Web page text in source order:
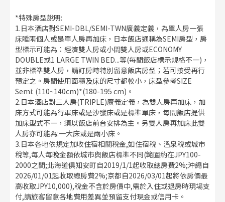
*特殊房型說明:
1.日本酒店對SEMI-DBL/SEMI-TWN廣義定義，為單人房一張
床睡兩個人或是單人房再加床，日本飯店通稱為SEMI房型，房
型標示可能為：經濟雙人房或小間雙人房或ECONOMY
DOUBLE或1 LARGE TWIN BED...等(每間飯店標示規格不一)，
並非標準雙人房，請訂房時特別留意飯店房型；若可接受再行
預定之。房間使用面積及床的尺寸都較小，床型參考SIZE
Semi: (110~140cm)*(180-195 cm)。
2.日本酒店對三人房(TRIPLE)廣義定義，為雙人房再加床，加
床方式可能為行軍床或是沙發床或是標準單床，每間飯店提供
加床型式不一，須以飯店前台安排為主。另雙人房再加床此雙
人房亦可能為:一大床或是兩小床。
3.日本各地依規定加收住宿相關稅金,如住宿稅、溫泉稅或城市
稅等,每人每晚金額依城市與飯店標準不同(範圍約在JPY100-
2000之間;北海道俱知安町自2019/1/1起收取總房費2%;沖繩自
2026/01/01起收取總房費2%;京都自2026/03/01起將依房價最
高收取JPY10,000),稅金不含於房價中,需於入住或退房時現場支
付,請旅客留意各地費用差異並預留支付現金或信用卡。